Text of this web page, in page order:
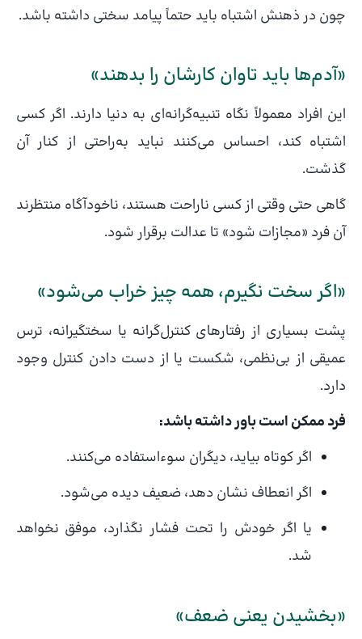
چون در ذهنش اشتباه باید حتماً پیامد سختی داشته باشد.
«آدم‌ها باید تاوان کارشان را بدهند»
این افراد معمولاً نگاه تنبیه‌گرانه‌ای به دنیا دارند. اگر کسی
اشتباه کند، احساس می‌کنند نباید به‌راحتی از کنار آن
گذشت.
گاهی حتی وقتی از کسی ناراحت هستند، ناخودآگاه منتظرند
آن فرد «مجازات شود» تا عدالت برقرار شود.
«اگر سخت نگیرم، همه چیز خراب می‌شود»
پشت بسیاری از رفتارهای کنترل‌گرانه یا سختگیرانه، ترس
عمیقی از بی‌نظمی، شکست یا از دست دادن کنترل وجود
دارد.
فرد ممکن است باور داشته باشد:
اگر کوتاه بیاید، دیگران سوءاستفاده می‌کنند.
اگر انعطاف نشان دهد، ضعیف دیده می‌شود.
یا اگر خودش را تحت فشار نگذارد، موفق نخواهد
شد.
«بخشیدن یعنی ضعف»